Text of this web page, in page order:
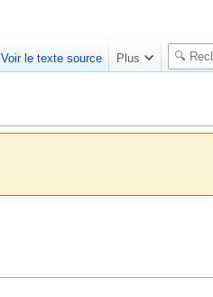
Voir le texte source Plus
R
e
e
h